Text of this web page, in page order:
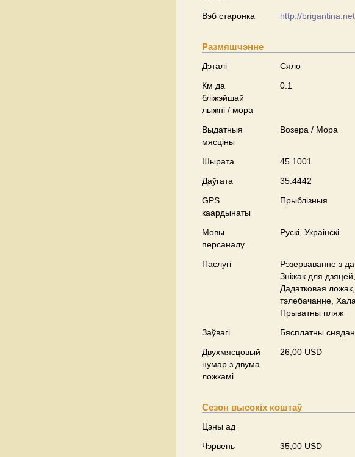
Вэб старонка http://brigantina.net
Размяшчэнне
Дэталі
Сяло
Км да
бліжэйшай
лыжні / мора
0.1
Выдатныя
мясціны
Возера / Мора
Шырата
45.1001
Даўгата
35.4442
GPS
каардынаты
Прыблізныя
Мовы
персаналу
Рускі, Украінскі
Паслугі
Рэзерваванне з
Зніжак для
Дадатковая
тэлебачанне,
Прыватны пляж
Заўвагі
Бясплатны
Двухмясцовый
нумар з двума
ложкамі
26,00 USD
Сезон высокіх коштаў
Цэны ад
Чэрвень
35,00 USD